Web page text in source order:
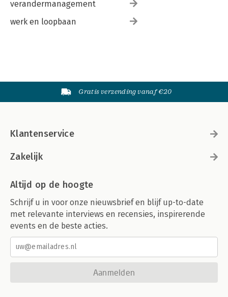
verandermanagement
werk en loopbaan
Gratis verzending vanaf €20
Klantenservice
Zakelijk
Altijd op de hoogte
Schrijf u in voor onze nieuwsbrief en blijf up-to-date
met relevante interviews en recensies, inspirerende
events en de beste acties.
Aanmelden